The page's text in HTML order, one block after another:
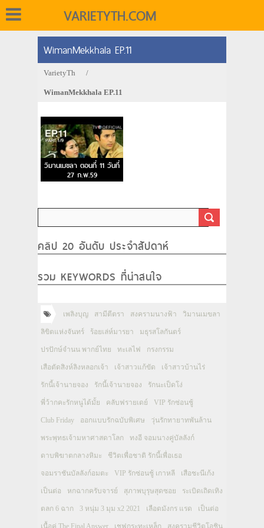
VARIETYTH.COM
WimanMekkhala EP.11
VarietyTh /
WimanMekkhala EP.11
วิมานเมขลา ตอนที่ 11 วันที่
27 ก.พ.59
คลิป 20 อันดับ ประจำสัปดาห์
รวม KEYWORDS ที่น่าสนใจ
เพลิงบุญ สามีตีตรา สงครามนางฟ้า วิมานเมขลา
ลิขิตแห่งจันทร์ ร้อยเล่ห์มารยา มธุรสโลกันตร์
ปรปักษ์จำนน พากย์ไทย ทะเลไฟ กรงกรรม
เสือตัดสิงห์ลิงหลอกเจ้า เจ้าสาวแก้ขัด เจ้าสาวบ้านไร่
รักนี้เจ้านายจอง รักนี้เจ้านายจอง รักนะเป็ดโง่
พี่ว้ากคะรักหนูได้มั้ย คลับฟรายเดย์ VIP รักซ่อนชู้
Club Friday ออกแบบรักฉบับพิเศษ วุ่นรักทายาทพันล้าน
พระพุทธเจ้ามหาศาสดาโลก ทงอี จอมนางคู่บัลลังก์
ดาบพิฆาตกลางหิมะ ชีวิตเพื่อชาติ รักนี้เพื่อเธอ
จอมราชันบัลลังก์อมตะ VIP รักซ่อนชู้ เกาหลี เสือชะนีเก้ง
เป็นต่อ หกฉากครับจารย์ สุภาพบุรุษสุดซอย ระเบิดเถิดเทิง
ตลก 6 ฉาก 3 หนุ่ม 3 มุม x2 2021 เลือดมังกร แรด เป็นต่อ
เนื้อคู่ The Final Answer เชฟกระทะเหล็ก สงครามชีวิตโอชิน